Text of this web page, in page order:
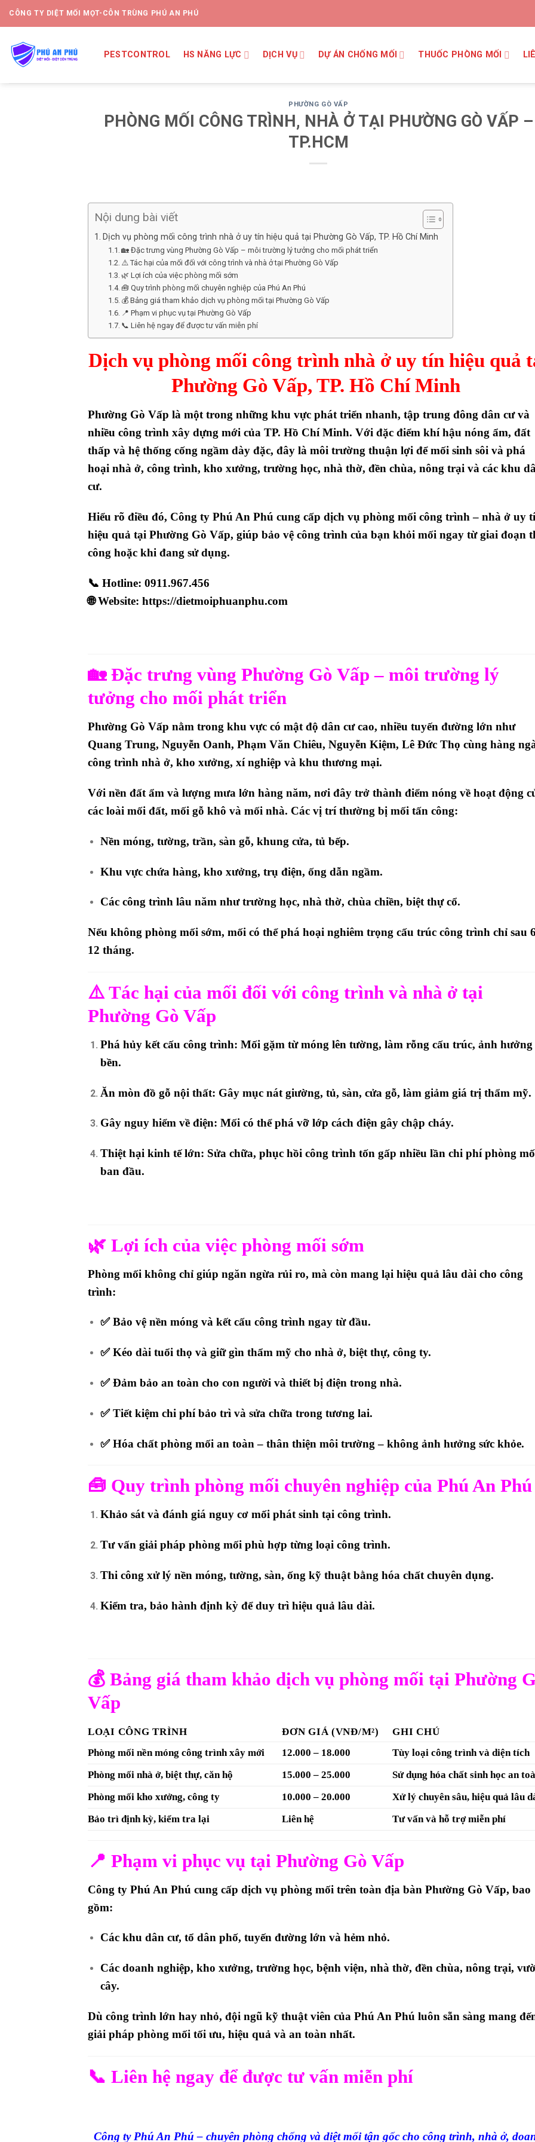
CÔNG TY DIỆT MỐI MỌT-CÔN TRÙNG PHÚ AN PHÚ
PESTCONTROL HS NĂNG LỰC DỊCH VỤ DỰ ÁN CHỐNG MỐI THUỐC PHÒNG MỐI
PHƯỜNG GÒ VẤP
PHÒNG MỐI CÔNG TRÌNH, NHÀ Ở TẠI PHƯỜNG GÒ VẤP –
TP.HCM
Nội dung bài viết
Dịch vụ phòng mối công trình nhà ở uy tín hiệu quả tại Phường Gò Vấp, TP. Hồ Chí Minh
🏡 Đặc trưng vùng Phường Gò Vấp – môi trường lý tưởng cho mối phát triển
⚠️ Tác hại của mối đối với công trình và nhà ở tại Phường Gò Vấp
🌿 Lợi ích của việc phòng mối sớm
🧰 Quy trình phòng mối chuyên nghiệp của Phú An Phú
💰 Bảng giá tham khảo dịch vụ phòng mối tại Phường Gò Vấp
📍 Phạm vi phục vụ tại Phường Gò Vấp
📞 Liên hệ ngay để được tư vấn miễn phí
Dịch vụ phòng mối công trình nhà ở uy tín hiệu quả
Phường Gò Vấp, TP. Hồ Chí Minh
Phường Gò Vấp là một trong những khu vực phát triển nhanh, tập trung đông dân cư và
nhiều công trình xây dựng mới của TP. Hồ Chí Minh. Với đặc điểm khí hậu nóng ẩm, đất
thấp và hệ thống cống ngầm dày đặc, đây là môi trường thuận lợi đểmối sinh sôi và phá
hoại nhà ở, công trình, kho xưởng, trường học, nhà thờ, đền chùa, nông trại và các khu
cư.
Hiểu rõ điều đó, Công ty Phú An Phú cung cấp dịch vụ phòng mối công trình – nhà ở uy
hiệu quả tại Phường Gò Vấp, giúp bảo vệ công trình của bạn khỏi mối ngay từ giai đoạn
công hoặc khi đang sử dụng.
📞 Hotline: 0911.967.456
🌐Website: https://dietmoiphuanphu.com
🏡 Đặc trưng vùng Phường Gò Vấp – môi trường lý
tưởng cho mối phát triển
Phường Gò Vấp nằm trong khu vực có mật độ dân cư cao, nhiều tuyến đường lớn như
Quang Trung, Nguyễn Oanh, Phạm Văn Chiêu, Nguyễn Kiệm, Lê Đức Thọ cùng hàng
công trình nhà ở, kho xưởng, xí nghiệp và khu thương mại.
Với nền đất ẩm và lượng mưa lớn hàng năm, nơi đây trở thành điểm nóng về hoạt động
các loài mối đất, mối gỗ khô và mối nhà. Các vị trí thường bị mối tấn công:
Nền móng, tường, trần, sàn gỗ, khung cửa, tủ bếp.
Khu vực chứa hàng, kho xưởng, trụ điện, ống dẫn ngầm.
Các công trình lâu năm nhưtrường học, nhà thờ, chùa chiền, biệt thự cổ.
Nếu không phòng mối sớm, mối có thểphá hoại nghiêm trọng cấu trúc công trình chỉ sau
12 tháng.
⚠️ Tác hại của mối đối với công trình và nhà ở tại
Phường Gò Vấp
Phá hủy kết cấu công trình: Mối gặm từ móng lên tường, làm rỗng cấu trúc, ảnh hưởng
bền.
Ăn mòn đồ gỗ nội thất: Gây mục nát giường, tủ, sàn, cửa gỗ, làm giảm giá trị thẩm mỹ.
Gây nguy hiểm về điện: Mối có thể phá vỡ lớp cách điện gây chập cháy.
Thiệt hại kinh tế lớn: Sửa chữa, phục hồi công trình tốn gấp nhiều lần chi phí phòng
ban đầu.
🌿 Lợi ích của việc phòng mối sớm
Phòng mối không chỉ giúp ngăn ngừa rủi ro, mà còn mang lại hiệu quả lâu dài cho công
trình:
✅Bảo vệ nền móng và kết cấu công trình ngay từ đầu.
✅Kéo dài tuổi thọ và giữ gìn thẩm mỹ cho nhà ở, biệt thự, công ty.
✅Đảm bảo an toàn cho con người và thiết bị điện trong nhà.
✅Tiết kiệm chi phí bảo trì và sửa chữa trong tương lai.
✅Hóa chất phòng mối an toàn – thân thiện môi trường – không ảnh hưởng sức khỏe.
🧰 Quy trình phòng mối chuyên nghiệp của Phú An Phú
Khảo sát và đánh giá nguy cơ mối phát sinh tại công trình.
Tư vấn giải pháp phòng mối phù hợp từng loại công trình.
Thi công xử lý nền móng, tường, sàn, ống kỹ thuật bằng hóa chất chuyên dụng.
Kiểm tra, bảo hành định kỳ để duy trì hiệu quả lâu dài.
💰 Bảng giá tham khảo dịch vụ phòng mối tại Phường
Vấp
LOẠI CÔNG TRÌNH ĐƠN GIÁ (VNĐ/M²)
GHI CHÚ
Phòng mối nền móng công trình xây mới
12.000 – 18.000
Tùy loại công trình và diện tích
Phòng mối nhà ở, biệt thự, căn hộ
15.000 – 25.000
Sử dụng hóa chất sinh học an
Phòng mối kho xưởng, công ty
10.000 – 20.000
Xử lý chuyên sâu, hiệu quả lâu
Bảo trì định kỳ, kiểm tra lại
Liên hệ Tư vấn và hỗ trợ miễn phí
📍 Phạm vi phục vụ tại Phường Gò Vấp
Công ty Phú An Phú cung cấp dịch vụ phòng mối trên toàn địa bàn Phường Gò Vấp, bao
gồm:
Các khu dân cư, tổ dân phố, tuyến đường lớn và hẻm nhỏ.
Các doanh nghiệp, kho xưởng, trường học, bệnh viện, nhà thờ, đền chùa, nông trại,
cây.
Dù công trình lớn hay nhỏ, đội ngũ kỹ thuật viên của Phú An Phú luôn sẵn sàng mang
giải pháp phòng mối tối ưu, hiệu quả và an toàn nhất.
📞 Liên hệ ngay để được tư vấn miễn phí
Công ty Phú An Phú – chuyên phòng chống và diệt mối tận gốc cho công trình, nhà ở,